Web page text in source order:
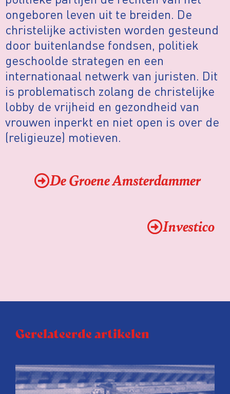
ongeboren leven uit te breiden. De
christelijke activisten worden gesteund
door buitenlandse fondsen, politiek
geschoolde strategen en een
internationaal netwerk van juristen. Dit
is problematisch zolang de christelijke
lobby de vrijheid en gezondheid van
vrouwen inperkt en niet open is over de
(religieuze) motieven.
De Groene Amsterdammer
Investico
Gerelateerde artikelen